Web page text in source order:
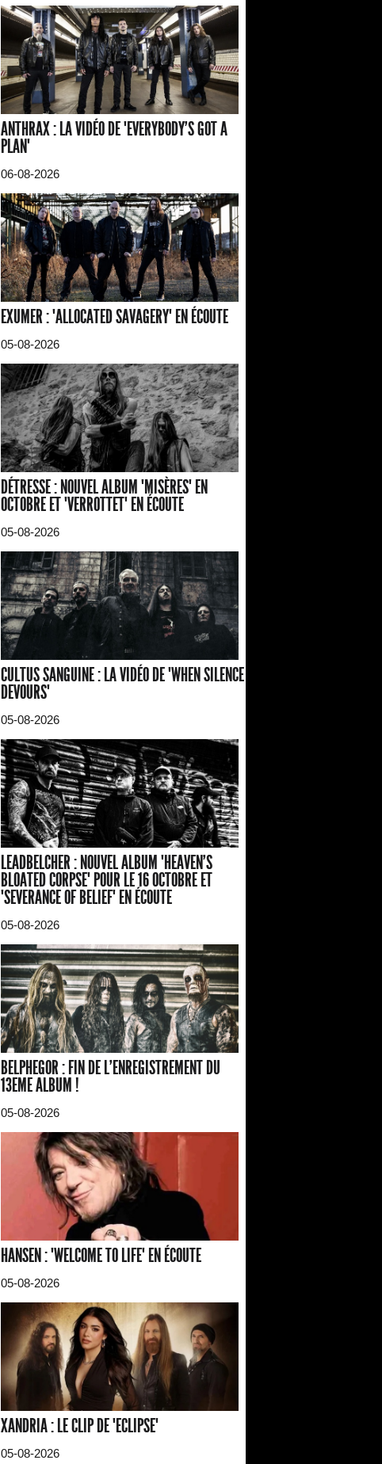
ANTHRAX : LA VIDÉO DE "EVERYBODY'S GOT A
PLAN"
06-08-2026
EXUMER : "ALLOCATED SAVAGERY" EN ÉCOUTE
05-08-2026
DÉTRESSE : NOUVEL ALBUM "MISÈRES" EN
OCTOBRE ET "VERROTTET" EN ÉCOUTE
05-08-2026
CULTUS SANGUINE : LA VIDÉO DE "WHEN SILENCE
DEVOURS"
05-08-2026
LEADBELCHER : NOUVEL ALBUM "HEAVEN'S
BLOATED CORPSE" POUR LE 16 OCTOBRE ET
"SEVERANCE OF BELIEF" EN ÉCOUTE
05-08-2026
BELPHEGOR : FIN DE L'ENREGISTREMENT DU
13EME ALBUM !
05-08-2026
HANSEN : "WELCOME TO LIFE" EN ÉCOUTE
05-08-2026
XANDRIA : LE CLIP DE "ECLIPSE"
05-08-2026